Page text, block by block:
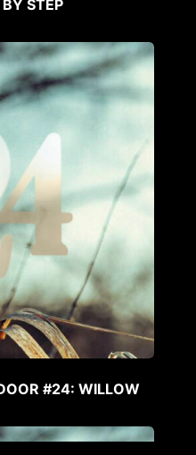
STEP
#24: WILLOW